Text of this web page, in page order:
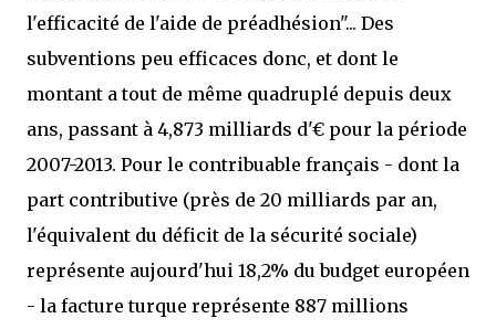
l'efficacité de l'aide de préadhésion"... Des
subventions peu efficaces donc, et dont le
montant a tout de même quadruplé depuis deux
ans, passant à 4,873 milliards d'€ pour la période
2007-2013. Pour le contribuable français - dont la
part contributive (près de 20 milliards par an,
l'équivalent du déficit de la sécurité sociale)
représente aujourd'hui 18,2% du budget européen
- la facture turque représente 887 millions